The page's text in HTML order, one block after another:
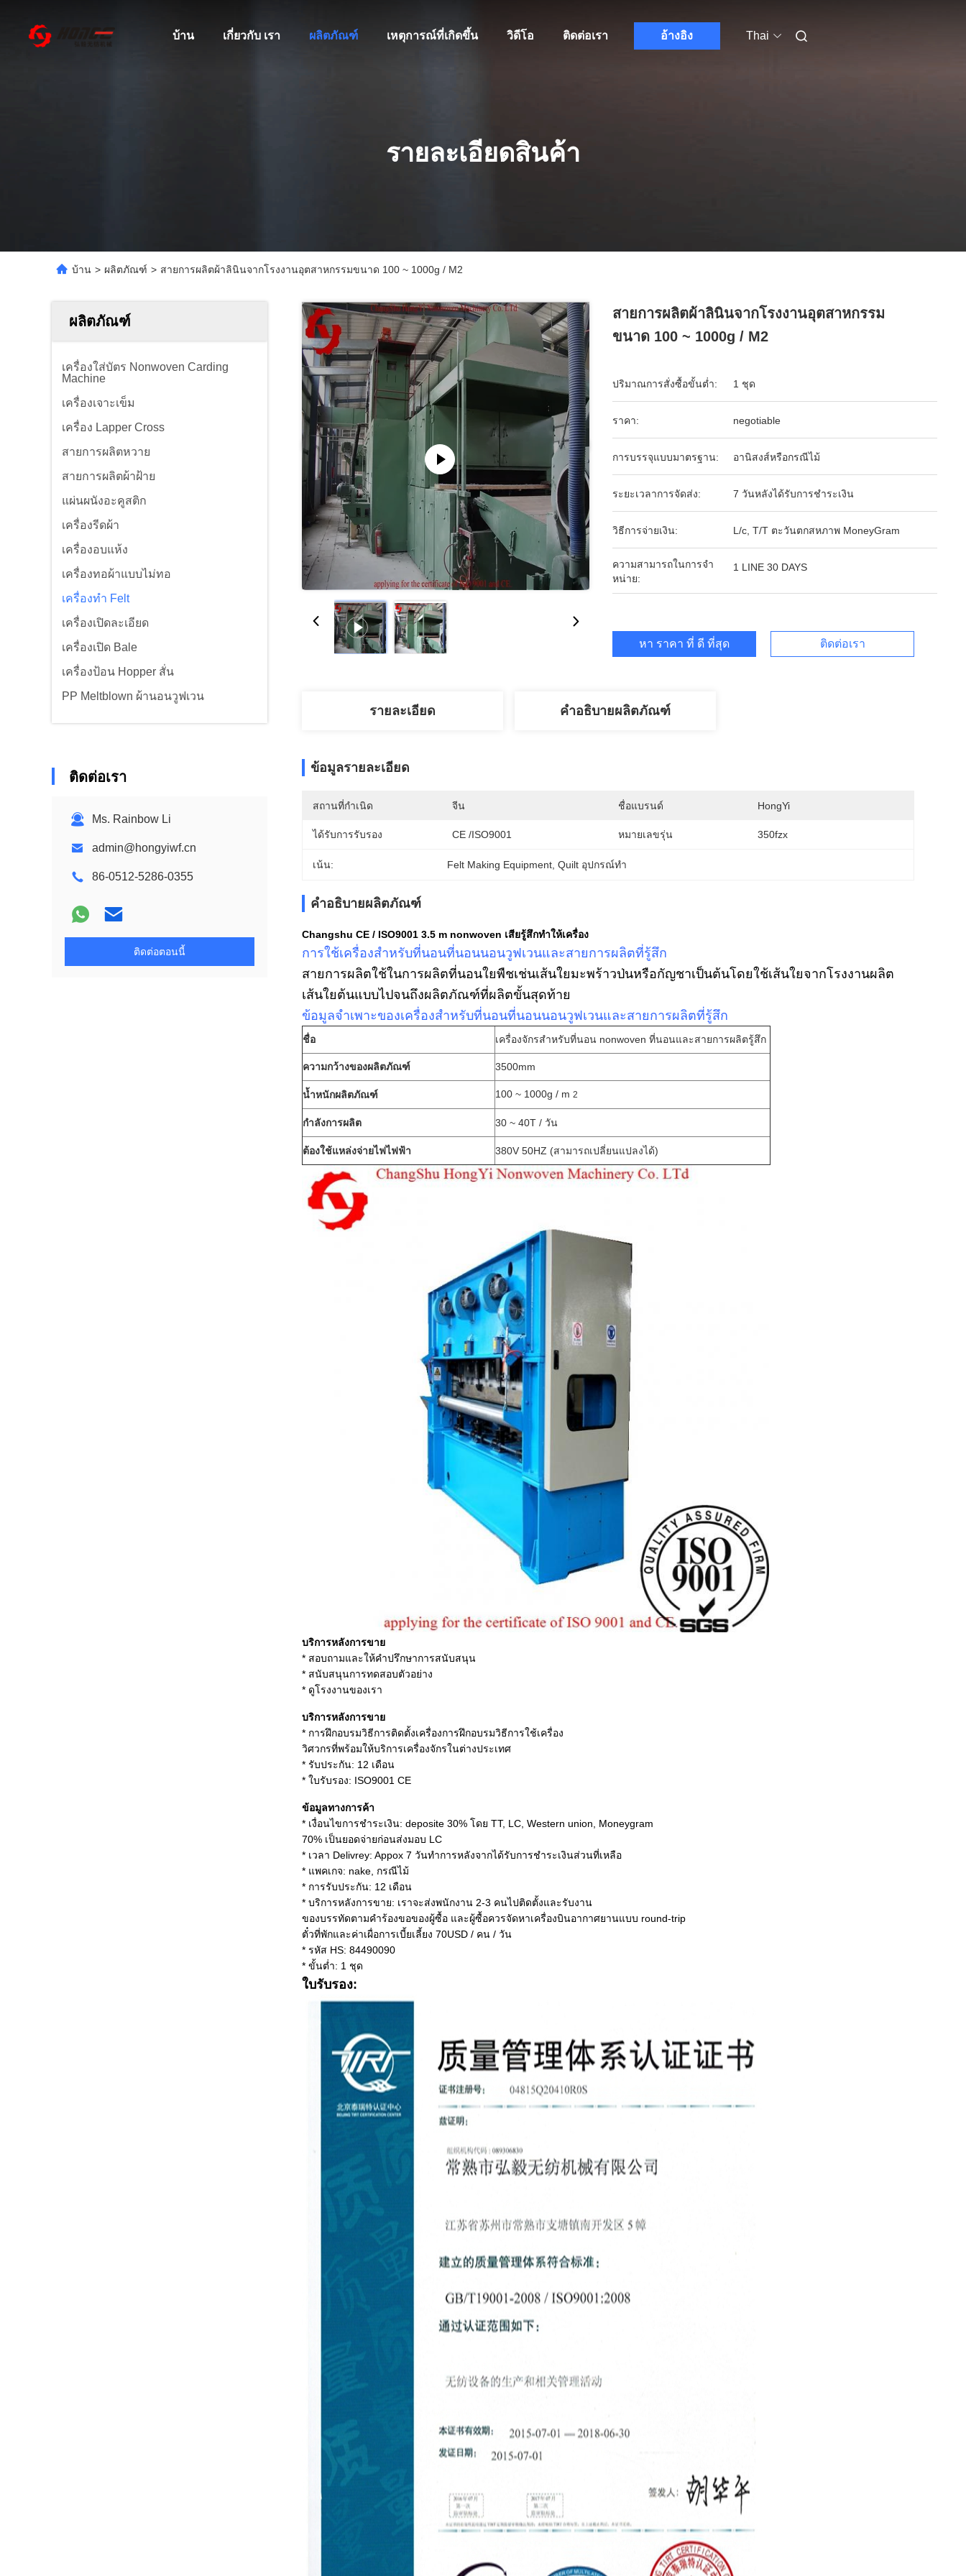
บ้าน เกี่ยวกับ เรา ผลิตภัณฑ์ เหตุการณ์ที่เกิดขึ้น วิดีโอ ติดต่อเรา อ้างอิง Thai
รายละเอียดสินค้า
บ้าน > ผลิตภัณฑ์ > สายการผลิตผ้าลินินจากโรงงานอุตสาหกรรมขนาด 100 ~ 1000g / M2
ผลิตภัณฑ์
เครื่องใส่บัตร Nonwoven Carding
Machine
เครื่องเจาะเข็ม
เครื่อง Lapper Cross
สายการผลิตหวาย
สายการผลิตผ้าฝ้าย
แผ่นผนังอะคูสติก
เครื่องรีดผ้า
เครื่องอบแห้ง
เครื่องทอผ้าแบบไม่ทอ
เครื่องทำ Felt
เครื่องเปิดละเอียด
เครื่องเปิด Bale
เครื่องป้อน Hopper สั่น
PP Meltblown ผ้านอนวูฟเวน
ติดต่อเรา
Ms. Rainbow Li
admin@hongyiwf.cn
86-0512-5286-0355
ติดต่อตอนนี้
สายการผลิตผ้าลินินจากโรงงานอุตสาหกรรม
ขนาด 100 ~ 1000g / M2
ปริมาณการสั่งซื้อขั้นต่ำ: 1 ชุด
ราคา: negotiable
การบรรจุแบบมาตรฐาน: อานิสงส์หรือกรณีไม้
ระยะเวลาการจัดส่ง: 7 วันหลังได้รับการชำระเงิน
วิธีการจ่ายเงิน: L/c, T/T ตะวันตกสหภาพ MoneyGram
ความสามารถในการจํา
หน่าย:
1 LINE 30 DAYS
หา ราคา ที่ ดี ที่สุด ติดต่อเรา
รายละเอียด คำอธิบายผลิตภัณฑ์
ข้อมูลรายละเอียด
สถานที่กำเนิด จีน ชื่อแบรนด์ HongYi
ได้รับการรับรอง CE /ISO9001 หมายเลขรุ่น 350fzx
เน้น: Felt Making Equipment , Quilt อุปกรณ์ทำ
คำอธิบายผลิตภัณฑ์
Changshu CE / ISO9001 3.5 m nonwoven เสียรู้สึกทำให้เครื่อง
การใช้เครื่องสำหรับที่นอนที่นอนนอนวูฟเวนและสายการผลิตที่รู้สึก
สายการผลิตใช้ในการผลิตที่นอนใยพืชเช่นเส้นใยมะพร้าวป่นหรือกัญชาเป็นต้นโดยใช้เส้นใยจากโรงงานผลิต
เส้นใยต้นแบบไปจนถึงผลิตภัณฑ์ที่ผลิตขั้นสุดท้าย
ข้อมูลจำเพาะของเครื่องสำหรับที่นอนที่นอนนอนวูฟเวนและสายการผลิตที่รู้สึก
ชื่อ เครื่องจักรสำหรับที่นอน nonwoven ที่นอนและสายการผลิตรู้สึก
ความกว้างของผลิตภัณฑ์ 3500mm
น้ำหนักผลิตภัณฑ์ 100 ~ 1000g / m 2
กำลังการผลิต 30 ~ 40T / วัน
ต้องใช้แหล่งจ่ายไฟไฟฟ้า 380V 50HZ (สามารถเปลี่ยนแปลงได้)
บริการหลังการขาย
* สอบถามและให้คำปรึกษาการสนับสนุน
* สนับสนุนการทดสอบตัวอย่าง
* ดูโรงงานของเรา
บริการหลังการขาย
* การฝึกอบรมวิธีการติดตั้งเครื่องการฝึกอบรมวิธีการใช้เครื่อง
วิศวกรที่พร้อมให้บริการเครื่องจักรในต่างประเทศ
* รับประกัน: 12 เดือน
* ใบรับรอง: ISO9001 CE
ข้อมูลทางการค้า
* เงื่อนไขการชำระเงิน: deposite 30% โดย TT, LC, Western union, Moneygram
70% เป็นยอดจ่ายก่อนส่งมอบ LC
* เวลา Delivrey: Appox 7 วันทำการหลังจากได้รับการชำระเงินส่วนที่เหลือ
* แพคเกจ: nake, กรณีไม้
* การรับประกัน: 12 เดือน
* บริการหลังการขาย: เราจะส่งพนักงาน 2-3 คนไปติดตั้งและรับงาน
ของบรรทัดตามคำร้องขอของผู้ซื้อ และผู้ซื้อควรจัดหาเครื่องบินอากาศยานแบบ round-trip
ตั๋วที่พักและค่าเผื่อการเบี้ยเลี้ยง 70USD / คน / วัน
* รหัส HS: 84490090
* ขั้นต่ำ: 1 ชุด
ใบรับรอง: